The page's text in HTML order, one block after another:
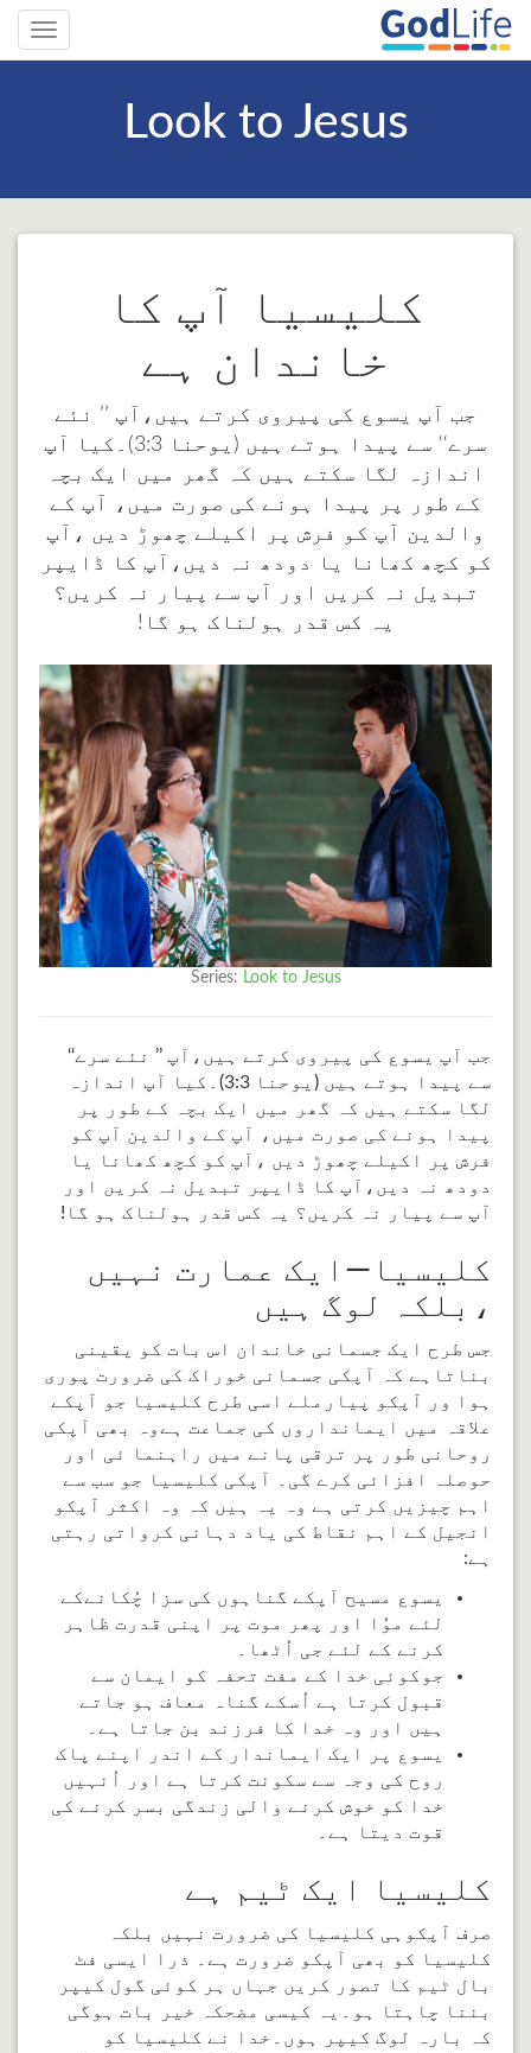
Look to Jesus
کلیسیا آپ کا
خاندان ہے
جب آپ یسوع کی پیروی کرتے ہیں،آپ ’’ نئے
سرے‘‘ سے پیدا ہوتے ہیں (یوحنا 3:3)۔کیا آپ
اندازہ لگا سکتے ہیں کہ گھر میں ایک بچہ
کے طور پر پیدا ہونے کی صورت میں، آپ کے
والدین آپ کو فرش پر اکیلے چھوڑ دیں ،آپ
کو کچھ کھانا یا دودھ نہ دیں،آپ کا ڈایپر
تبدیل نہ کریں اور آپ سے پیار نہ کریں؟
یہ کس قدر ہولناک ہو گا!
Series: Look to Jesus
جب آپ یسوع کی پیروی کرتے ہیں،آپ ’’ نئے سرے‘‘
سے پیدا ہوتے ہیں (یوحنا 3:3)۔کیا آپ اندازہ
لگا سکتے ہیں کہ گھر میں ایک بچہ کے طور پر
پیدا ہونے کی صورت میں، آپ کے والدین آپ کو
فرش پر اکیلے چھوڑ دیں ،آپ کو کچھ کھانا یا
دودھ نہ دیں،آپ کا ڈایپر تبدیل نہ کریں اور
آپ سے پیار نہ کریں؟ یہ کس قدر ہولناک ہو گا!
کلیسیا—ایک عمارت نہیں
،بلکہ لوگ ہیں
جس طرح ایک جسمانی خاندان اس بات کو یقینی
بناتاہے کہ آپکی جسمانی خوراک کی ضرورت پوری
ہوا ور آپکو پیارملے اسی طرح کلیسیا جو آپکے
علاقہ میں ایمانداروں کی جماعت ہےوہ بھی آپکی
روحانی طور پر ترقی پانے میں راہنما ئی اور
حوصلہ افزائی کرے گی۔ آپکی کلیسیا جو سب سے
اہم چیزیں کرتی ہے وہ یہ ہیں کہ وہ اکثر آپکو
انجیل کے اہم نقاط کی یاد دہانی کرواتی رہتی
ہے:
یسوع مسیح آپکے گناہوں کی سزا چُکانےکے
لئے موُا اور پھر موت پر اپنی قدرت ظاہر
کرنے کے لئے جی اُٹھا۔
جوکوئی خدا کے مفت تحفہ کو ایمان سے
قبول کرتا ہے اُسکے گناہ معاف ہو جاتے
ہیں اور وہ خدا کا فرزند بن جاتا ہے۔
یسوع پر ایک ایماندار کے اندر اپنے پاک
روح کی وجہ سے سکونت کرتا ہے اور اُنہیں
خدا کو خوش کرنے والی زندگی بسر کرنے کی
قوت دیتا ہے۔
کلیسیا ایک ٹیم ہے
صرف آپکوہی کلیسیا کی ضرورت نہیں بلکہ
کلیسیا کو بھی آپکو ضرورت ہے۔ ذرا ایسی فٹ
بال ٹیم کا تصور کریں جہاں ہر کوئی گول کیپر
بننا چاہتا ہو۔یہ کیسی مضحکہ خیر بات ہوگی
کہ بارہ لوگ کیپر ہوں۔خدا نے کلیسیا کو